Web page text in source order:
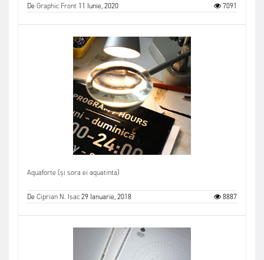
DeGraphic Front 11 Iunie, 2020 7091
Aquaforte (și sora ei aquatinta)
DeCiprian N. Isac29 Ianuarie, 2018 8887